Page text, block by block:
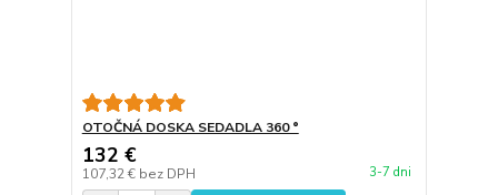
OTOČNÁ DOSKA SEDADLA 360 °
132 €
107,32 € bez DPH 3-7 dni